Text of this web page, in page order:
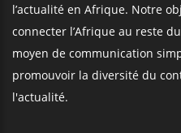
l’actualité en Afrique. Notre
connecter l’Afrique au reste
moyen de communication
promouvoir la diversité du
l'actualité.